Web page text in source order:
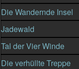
Die Wandernde Insel
Jadewald
Tal der Vier Winde
Die verhüllte Treppe